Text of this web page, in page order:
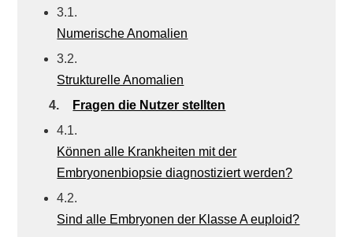
3.1.
Numerische Anomalien
3.2.
Strukturelle Anomalien
4.
Fragen die Nutzer stellten
4.1.
Können alle Krankheiten mit der
Embryonenbiopsie diagnostiziert werden?
4.2.
Sind alle Embryonen der Klasse A euploid?